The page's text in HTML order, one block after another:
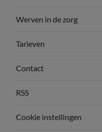
Werven in de zorg
Tarieven
Contact
RSS
Cookie instellingen